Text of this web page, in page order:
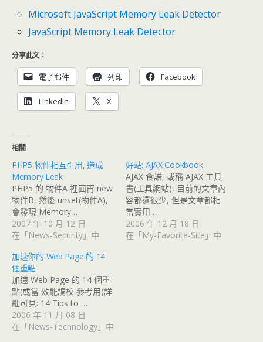
Microsoft JavaScript Memory Leak Detector
JavaScript Memory Leak Detector
分享此文：
電子郵件 列印 Facebook
LinkedIn X
相關
PHP5 物件相互引用, 造成
Memory Leak
PHP5 的 物件A 裡面再 new
物件B, 然後 unset(物件A),
會發現 Memory …
2007 年 10 月 12 日
在「News-Security」中
好站: AJAX Cookbook
AJAX 食譜, 或稱 AJAX 工具
書(工具網站), 目前的文章內
容都還很少, 但是文章都相
當實用…
2006 年 12 月 18 日
在「My-Favorite-Site」中
加速你的 Web Page 的 14
個重點
加速 Web Page 的 14 個重
點(或當 效能調校 參考用)詳
細可見: 14 Tips to …
2006 年 11 月 08 日
在「News-Technology」中